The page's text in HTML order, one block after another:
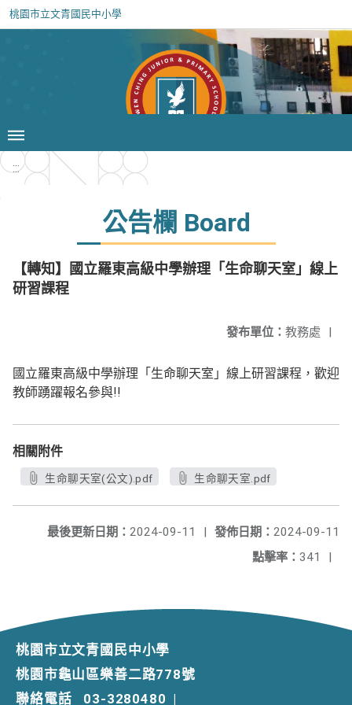
桃園市立文青國民中小學
:::
公告欄 Board
【轉知】國立羅東高級中學辦理「生命聊天室」線上
研習課程
發布單位： 教務處 |
國立羅東高級中學辦理「生命聊天室」線上研習課程，歡迎
教師踴躍報名參與!!
相關附件
生命聊天室(公文).pdf 生命聊天室.pdf
發佈日期： 2024-09-11
最後更新日期： 2024-09-11
|
點擊率： 341 |
桃園市立文青國民中小學
桃園市龜山區樂善二路778號
聯絡電話
03-3280480 |